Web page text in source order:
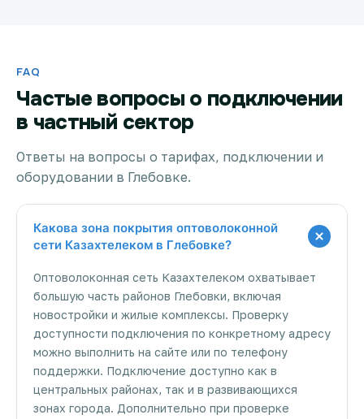
FAQ
Частые вопросы о подключении
в частный сектор
Ответы на вопросы о тарифах, подключении и
оборудовании в Глебовке.
Какова зона покрытия оптоволоконной
сети Казахтелеком в Глебовке?
Оптоволоконная сеть Казахтелеком охватывает
большую часть районов Глебовки, включая
новостройки и жилые комплексы. Проверку
доступности подключения по конкретному адресу
можно выполнить на сайте или по телефону
поддержки. Подключение доступно как в
центральных районах, так и в развивающихся
зонах города. Дополнительно при проверке